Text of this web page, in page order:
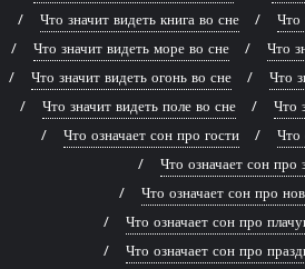
Что значит видеть книга во сне
Что
Что значит видеть море во сне
Что
Что значит видеть огонь во сне
Что
Что значит видеть поле во сне
Что
Что означает сон про гости
Что
Что означает сон про
Что означает сон про
Что означает сон про
Что означает сон про